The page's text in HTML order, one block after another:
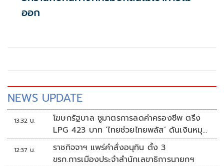
ออก
NEWS UPDATE
13:32 น.
โฆษกรัฐบาล ชูมาตรการลดค่าครองชีพ ตรึง
LPG 423 บาท ‘ไทยช่วยไทยพลัส’ ดันเงินหมุน
แสนล้าน
12:37 น.
ราชกิจจาฯ แพร่คำสั่งอนุทิน ตั้ง 3
ขรก.การเมืองประจำสำนักเลขาธิการนายกฯ